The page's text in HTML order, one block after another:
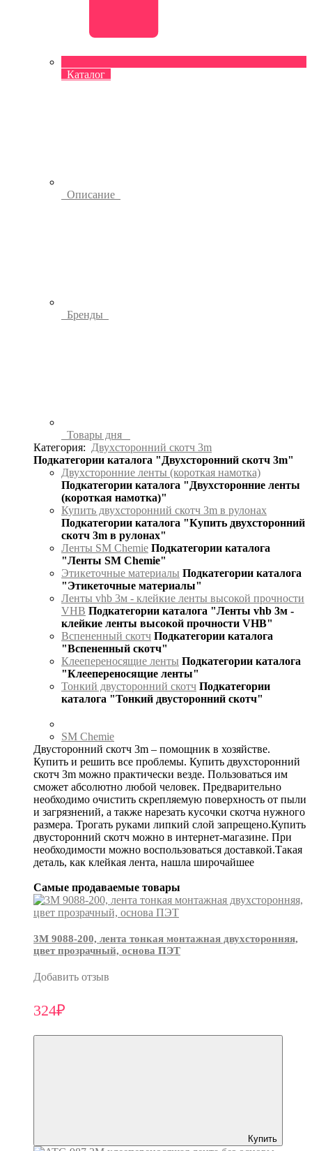
Каталог
Описание
Бренды
Товары дня
Категория:
Двухсторонний скотч 3m
Подкатегории каталога "Двухсторонний скотч 3m"
Двухсторонние ленты (короткая намотка)
Подкатегории каталога "Двухсторонние ленты
(короткая намотка)"
Купить двухсторонний скотч 3m в рулонах
Подкатегории каталога "Купить двухсторонний
скотч 3m в рулонах"
Ленты SM Chemie Подкатегории каталога
"Ленты SM Chemie"
Этикеточные материалы Подкатегории каталога
"Этикеточные материалы"
Ленты vhb 3м - клейкие ленты высокой прочности
VHB Подкатегории каталога "Ленты vhb 3м -
клейкие ленты высокой прочности VHB"
Вспененный скотч Подкатегории каталога
"Вспененный скотч"
Клеепереносящие ленты Подкатегории каталога
"Клеепереносящие ленты"
Тонкий двусторонний скотч Подкатегории
каталога "Тонкий двусторонний скотч"
SM Chemie
Двусторонний скотч 3m – помощник в хозяйстве.
Купить и решить все проблемы. Купить двухсторонний
скотч 3m можно практически везде. Пользоваться им
сможет абсолютно любой человек. Предварительно
необходимо очистить скрепляемую поверхность от пыли
и загрязнений, а также нарезать кусочки скотча нужного
размера. Трогать руками липкий слой запрещено.Купить
двусторонний скотч можно в интернет-магазине. При
необходимости можно воспользоваться доставкой.Такая
деталь, как клейкая лента, нашла широчайшее
Самые продаваемые товары
3М 9088-200, лента тонкая монтажная двухсторонняя,
цвет прозрачный, основа ПЭТ
Добавить отзыв
324₽
Купить